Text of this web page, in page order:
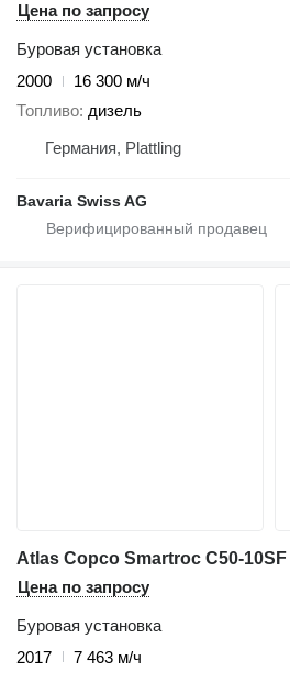
Цена по запросу
Буровая установка
2000
16 300 м/ч
Топливо дизель
Германия, Plattling
Bavaria Swiss AG
Atlas Copco Smartroc C50-10SF
Цена по запросу
Буровая установка
2017
7 463 м/ч